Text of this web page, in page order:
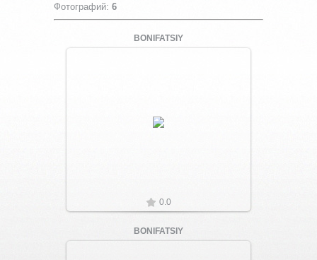
Фотографий: 6
BONIFATSIY
Увеличить
0.0
BONIFATSIY